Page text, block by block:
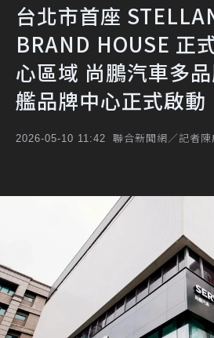
台北市首座
BRAND HOUSE 正
心區域 尚鵬汽車多
艦品牌中心正式啟動
2026-05-10 11:42 聯合新聞網／記者